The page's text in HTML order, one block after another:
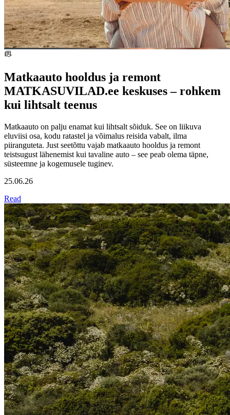
Matkaauto hooldus ja remont
MATKASUVILAD.ee keskuses – rohkem
kui lihtsalt teenus
Matkaauto on palju enamat kui lihtsalt sõiduk. See on liikuva
eluviisi osa, kodu ratastel ja võimalus reisida vabalt, ilma
piiranguteta. Just seetõttu vajab matkaauto hooldus ja remont
teistsugust lähenemist kui tavaline auto – see peab olema täpne,
süsteemne ja kogemusele tuginev.
25.06.26
Read